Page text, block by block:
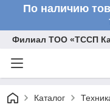
По наличию
Филиал ТОО «ТССП
Каталог